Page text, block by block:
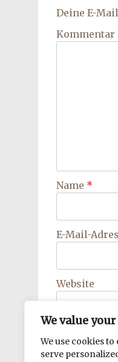
We value
We use cookies
serve
Deine E-
Kommentar
Name *
E-Mail-
Website